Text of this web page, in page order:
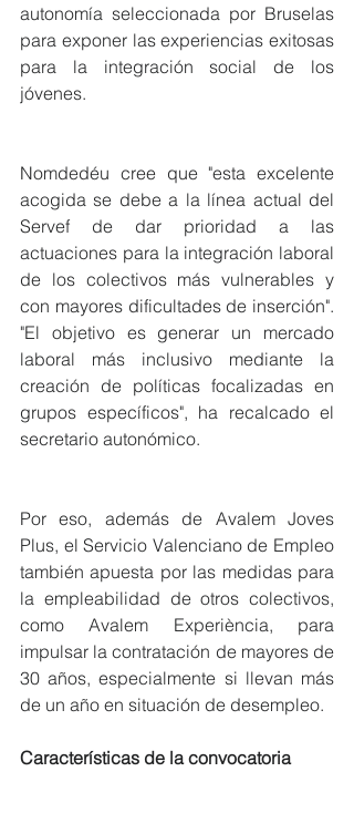
autonomía seleccionada por Bruselas
para exponer las experiencias exitosas
para la integración social de los
jóvenes.
Nomdedéu cree que "esta excelente
acogida se debe a la línea actual del
Servef de dar prioridad a las
actuaciones para la integración laboral
de los colectivos más vulnerables y
con mayores dificultades de inserción".
"El objetivo es generar un mercado
laboral más inclusivo mediante la
creación de políticas focalizadas en
grupos específicos", ha recalcado el
secretario autonómico.
Por eso, además de Avalem Joves
Plus, el Servicio Valenciano de Empleo
también apuesta por las medidas para
la empleabilidad de otros colectivos,
como Avalem Experiència, para
impulsar la contratación de mayores de
30 años, especialmente si llevan más
de un año en situación de desempleo.
Características de la convocatoria